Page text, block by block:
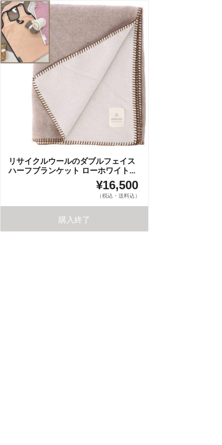
リサイクルウールのダブルフェイス
ハーフブランケット ローホワイト...
¥16,500
（税込・送料込）
購入終了